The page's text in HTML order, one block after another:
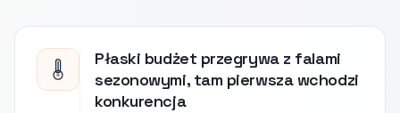
Płaski budżet przegrywa z falami
sezonowymi, tam pierwsza wchodzi
konkurencja